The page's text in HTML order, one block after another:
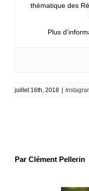
thématique des
Plus
juillet 16th, 2018
Par Clément Pellerin